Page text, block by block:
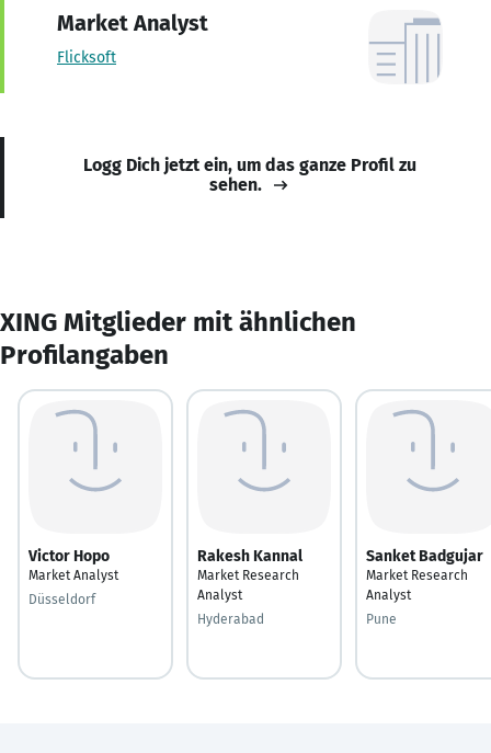
Market Analyst
Flicksoft
Logg Dich jetzt ein, um das ganze Profil zu
sehen.
XING Mitglieder mit ähnlichen
Profilangaben
Victor Hopo
Market Analyst
Düsseldorf
Rakesh Kannal
Market Research
Analyst
Hyderabad
Sanket Badgujar
Market Research
Analyst
Pune